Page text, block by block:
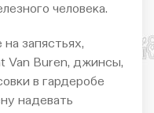
человека.
запястьях,
Van Buren, джинсы,
в гардеробе
надевать